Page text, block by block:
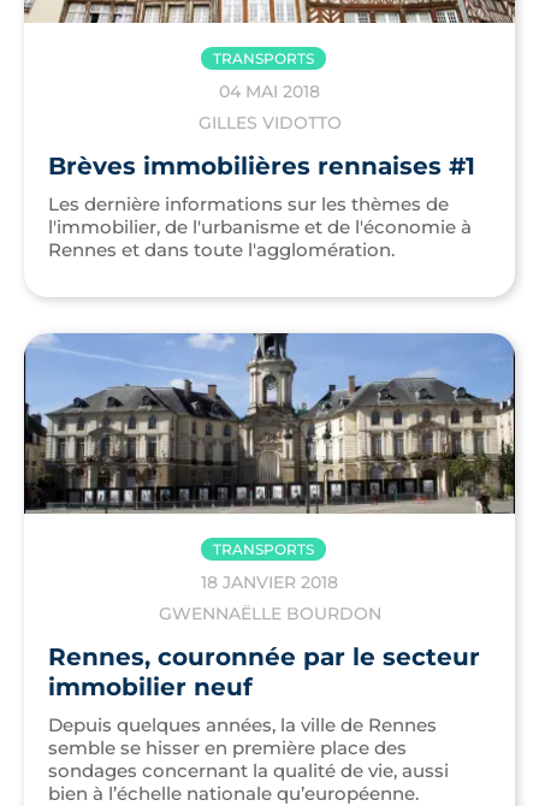
TRANSPORTS
04 MAI 2018
GILLES VIDOTTO
Brèves immobilières rennaises #1
Les dernière informations sur les thèmes de
l'immobilier, de l'urbanisme et de l'économie à
Rennes et dans toute l'agglomération.
TRANSPORTS
18 JANVIER 2018
GWENNAËLLE BOURDON
Rennes, couronnée par le secteur
immobilier neuf
Depuis quelques années, la ville de Rennes
semble se hisser en première place des
sondages concernant la qualité de vie, aussi
bien à l’échelle nationale qu’européenne.